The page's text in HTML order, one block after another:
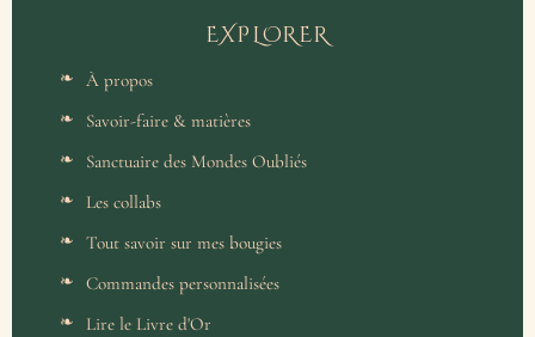
EXPLORER
À propos
Savoir-faire & matières
Sanctuaire des Mondes Oubliés
Les collabs
Tout savoir sur mes bougies
Commandes personnalisées
Lire le Livre d'Or